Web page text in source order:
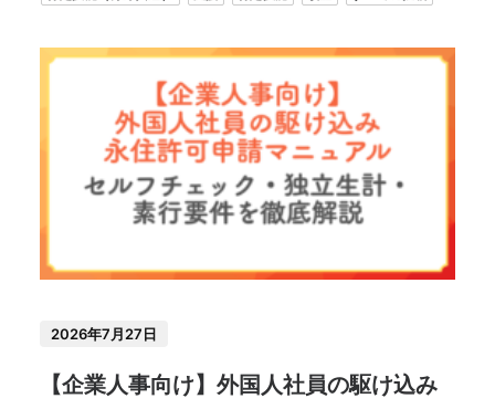
2026年7月27日
【企業人事向け】外国人社員の駆け込み